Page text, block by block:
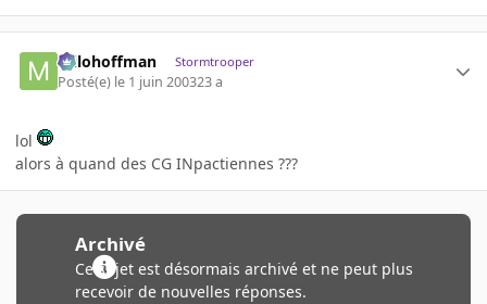
milohoffman Stormtrooper
Posté(e) le 1 juin 200323 a
lol
alors à quand des CG INpactiennes ???
Archivé
Ce sujet est désormais archivé et ne peut plus
recevoir de nouvelles réponses.